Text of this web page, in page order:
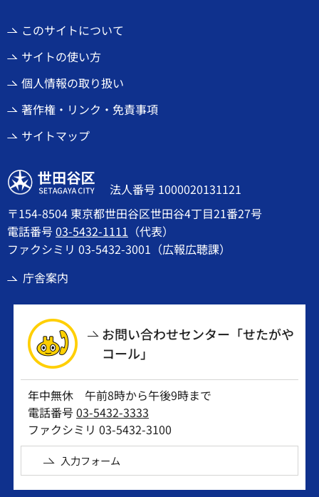
このサイトについて
サイトの使い方
個人情報の取り扱い
著作権・リンク・免責事項
サイトマップ
世田谷区
法人番号 1000020131121
〒154-8504 東京都世田谷区世田谷4丁目21番27号
電話番号03-5432-1111 （代表）
ファクシミリ 03-5432-3001（広報広聴課）
庁舎案内
お問い合わせセンター「せたがや
コール」
年中無休 午前8時から午後9時まで
電話番号03-5432-3333
ファクシミリ 03-5432-3100
入力フォーム